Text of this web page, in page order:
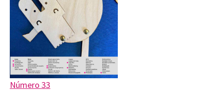
Número 33